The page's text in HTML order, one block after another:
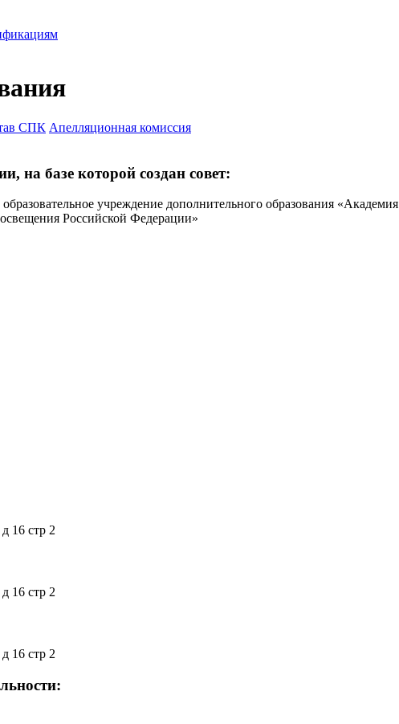
СПК Апелляционная комиссия
на базе которой создан совет:
учреждение дополнительного образования
Российской Федерации»
16 стр 2
16 стр 2
16 стр 2